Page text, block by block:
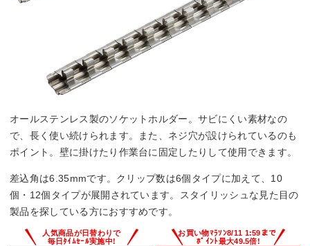
オールステンレス製のソケットホルダー。サビにくい素材なの
で、長く使い続けられます。また、ネジ穴が設けられているのも
ポイント。壁に掛けたり作業台に固定したりして使用できます。
差込角は6.35mmです。クリップ数は6個タイプに加えて、10
個・12個タイプが展開されています。スタイリッシュな見た目の
製品を探している方におすすめです。